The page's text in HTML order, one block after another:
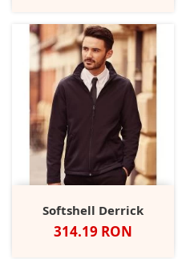
Softshell Derrick
Pret
314.19 RON